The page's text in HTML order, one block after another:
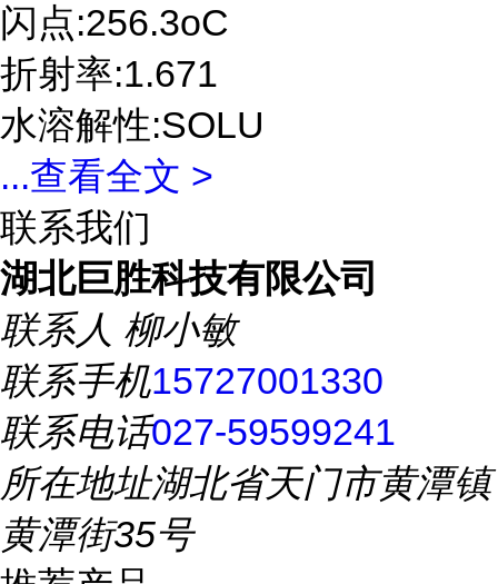
闪点:256.3oC
折射率:1.671
水溶解性:SOLU
...查看全文 >
联系我们
湖北巨胜科技有限公司
联系人 柳小敏
联系手机15727001330
联系电话027-59599241
所在地址湖北省天门市黄潭镇
黄潭街35号